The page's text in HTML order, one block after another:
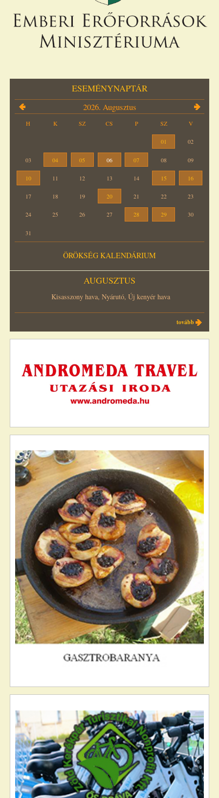
ESEMÉNYNAPTÁR
2026. Augusztus
H K SZ CS P SZ V
01 02
03 04 05 06 07 08 09
10 11 12 13 14 15 16
17 18 19 20 21 22 23
24 25 26 27 28 29 30
31
ÖRÖKSÉG KALENDÁRIUM
AUGUSZTUS
Kisasszony hava, Nyárutó, Új kenyér hava
tovább